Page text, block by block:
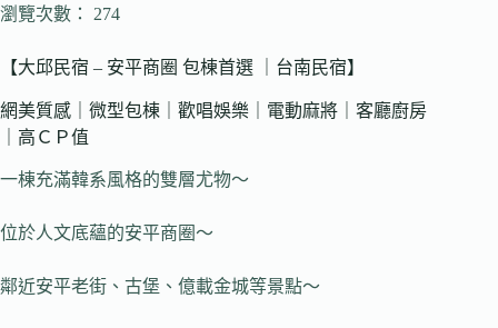
瀏覽次數： 274
【大邱民宿 – 安平商圈 包棟首選 ｜台南民宿】
網美質感｜微型包棟｜歡唱娛樂｜電動麻將｜客廳廚房
｜高ＣＰ值
一棟充滿韓系風格的雙層尤物～
位於人文底蘊的安平商圈～
鄰近安平老街、古堡、億載金城等景點～